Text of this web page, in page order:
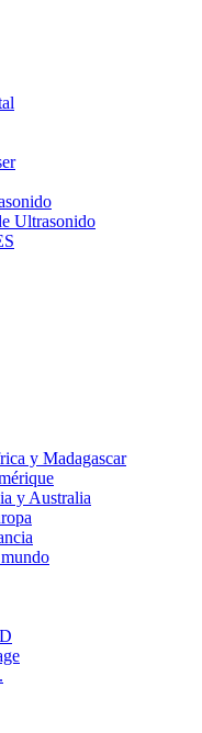
Ultrasonido
y Madagascar
y Australia